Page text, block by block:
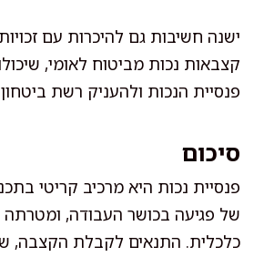
ישנה חשיבות גם להיכרות עם
קצבאות נכות מביטוח לאומי,
פנסיית הנכות ולהעניק רשת
סיכום
פנסיית נכות היא מרכיב קריטי
של פגיעה בכושר העבודה,
כלכלית. התנאים לקבלת הקצבה,